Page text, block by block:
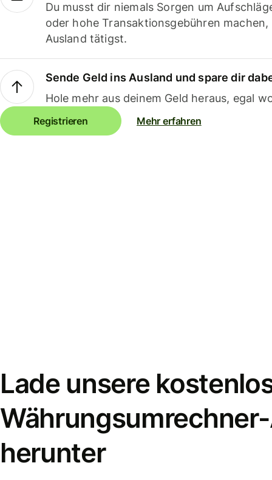
Du musst dir niemals Sorgen um
oder hohe Transaktionsgebühren
Ausland tätigst.
Sende Geld ins Ausland und spare dir
Hole mehr aus deinem Geld heraus, egal
Registrieren Mehr erfahren
Lade unsere
herunter